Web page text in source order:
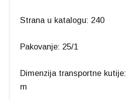
Strana u katalogu: 240
Pakovanje: 25/1
Dimenzija transportne
m